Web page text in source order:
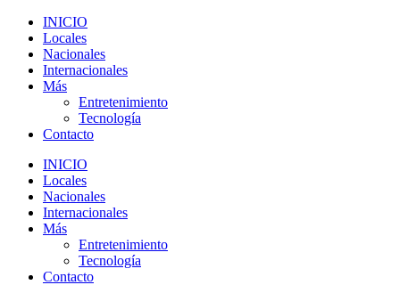
INICIO
Locales
Nacionales
Internacionales
Más
Entretenimiento
Tecnología
Contacto
INICIO
Locales
Nacionales
Internacionales
Más
Entretenimiento
Tecnología
Contacto